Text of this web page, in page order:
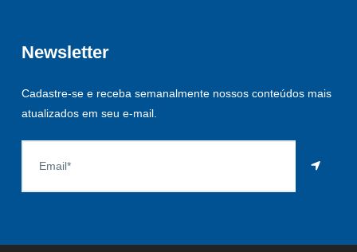
Newsletter
Cadastre-se e receba semanalmente nossos conteúdos mais
atualizados em seu e-mail.